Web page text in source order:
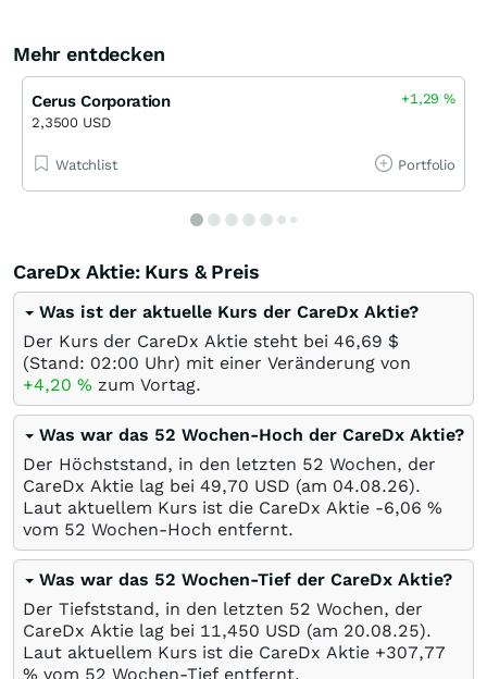
Mehr entdecken
Cerus Corporation
2,3500 USD
+1,29%
Watchlist Portfolio
CareDx Aktie: Kurs & Preis
Was ist der aktuelle Kurs der CareDx Aktie?
Der Kurs der CareDx Aktie steht bei 46,69 $
(Stand: 02:00 Uhr) mit einer Veränderung von
+4,20 % zum Vortag.
Was war das 52 Wochen-Hoch der CareDx Aktie?
Der Höchststand, in den letzten 52 Wochen, der
CareDx Aktie lag bei 49,70 USD (am 04.08.26).
Laut aktuellem Kurs ist die CareDx Aktie -6,06 %
vom 52 Wochen-Hoch entfernt.
Was war das 52 Wochen-Tief der CareDx Aktie?
Der Tiefststand, in den letzten 52 Wochen, der
CareDx Aktie lag bei 11,450 USD (am 20.08.25).
Laut aktuellem Kurs ist die CareDx Aktie +307,77
% vom 52 Wochen-Tief entfernt.